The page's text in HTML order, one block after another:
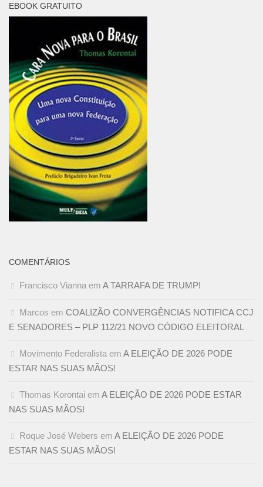
EBOOK GRATUITO
COMENTÁRIOS
Francisco Vianna em A TARRAFA DE TRUMP!
Marcos em COALIZÃO CONVERGÊNCIAS NOTIFICA CCJ
E SENADORES – PLP 112/21 NOVO CÓDIGO ELEITORAL
Movimento Federalista em A ELEIÇÃO DE 2026 PODE
ESTAR NAS SUAS MÃOS!
Thomas Korontai em A ELEIÇÃO DE 2026 PODE ESTAR
NAS SUAS MÃOS!
Roque José Webers em A ELEIÇÃO DE 2026 PODE
ESTAR NAS SUAS MÃOS!